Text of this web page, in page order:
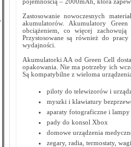
Zastosowanie nowoczesnych
akumulatorów. Akumulatory
obciążeniem, co więcej
Przystosowane są również do
wydajności.
Akumulatorki AA od Green Cell
opakowania. Nie ma potrzeby ich
Są kompatybilne z wieloma
piloty do telewizorów i
myszki i klawiatury
aparaty fotograficzne i lampy
pady do konsol Xbox
domowe urządzenia
zegary, radia, termostaty, wagi